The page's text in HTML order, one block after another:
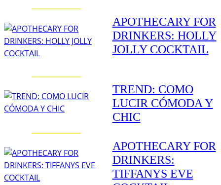
APOTHECARY FOR
DRINKERS: HOLLY
JOLLY COCKTAIL
TREND: COMO
LUCIR CÓMODA Y
CHIC
APOTHECARY FOR
DRINKERS:
TIFFANYS EVE